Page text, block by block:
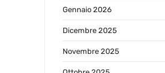
Gennaio 2026
Dicembre 2025
Novembre 2025